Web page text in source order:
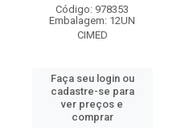
Código: 978353
Embalagem: 12UN
CIMED
Faça seu login ou
cadastre-se para
ver preços e
comprar